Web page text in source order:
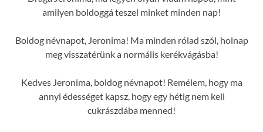
amilyen boldoggá teszel minket minden nap!
Boldog névnapot, Jeronima! Ma minden rólad szól, holnap
meg visszatérünk a normális kerékvágásba!
Kedves Jeronima, boldog névnapot! Remélem, hogy ma
annyi édességet kapsz, hogy egy hétig nem kell
cukrászdába menned!